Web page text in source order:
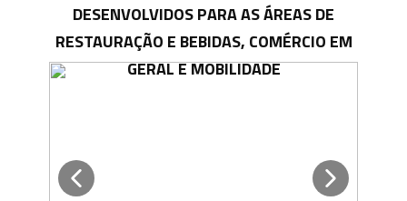
DESENVOLVIDOS PARA AS ÁREAS DE
RESTAURAÇÃO E BEBIDAS, COMÉRCIO EM
GERAL E MOBILIDADE